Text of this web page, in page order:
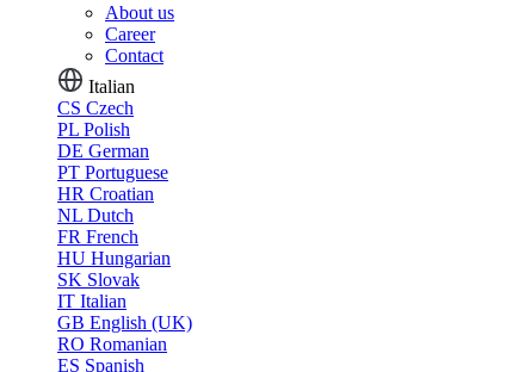
About us
Career
Contact
Italian
CS Czech
PL Polish
DE German
PT Portuguese
HR Croatian
NL Dutch
FR French
HU Hungarian
SK Slovak
IT Italian
GB English (UK)
RO Romanian
ES Spanish